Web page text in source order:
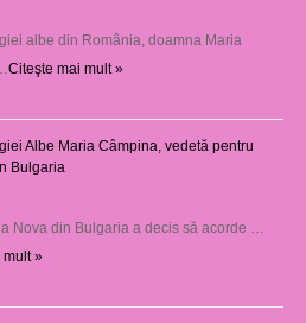
albe din România, doamna Maria
Citeşte mai mult »
Albe Maria Câmpina, vedetă pentru
Bulgaria
Nova din Bulgaria a decis să acorde …
mult »